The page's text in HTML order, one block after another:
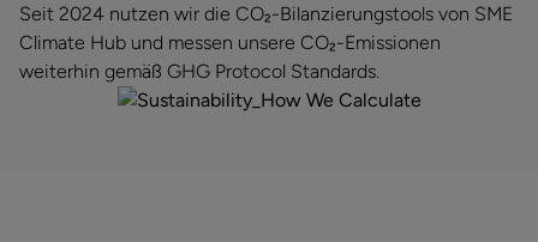
Seit 2024 nutzen wir die CO₂-Bilanzierungstools von SME
Climate Hub und messen unsere CO₂-Emissionen
weiterhin gemäß GHG Protocol Standards.